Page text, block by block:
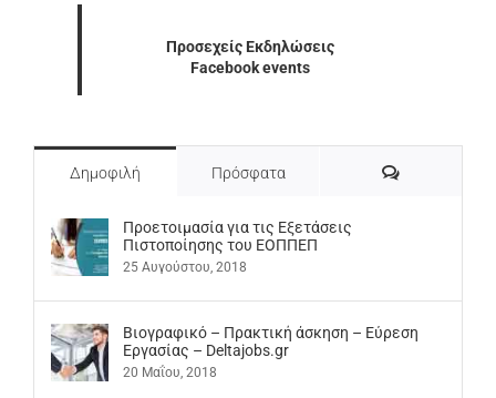
Προσεχείς Εκδηλώσεις
Facebook events
Δημοφιλή Πρόσφατα Σχόλια
Προετοιμασία για τις Εξετάσεις
Πιστοποίησης του ΕΟΠΠΕΠ
25 Αυγούστου, 2018
Βιογραφικό – Πρακτική άσκηση – Εύρεση
Εργασίας – Deltajobs.gr
20 Μαΐου, 2018